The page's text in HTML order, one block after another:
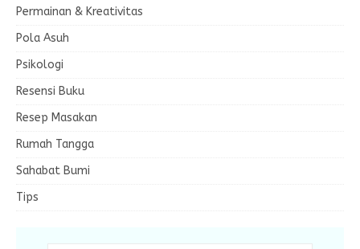
Permainan & Kreativitas
Pola Asuh
Psikologi
Resensi Buku
Resep Masakan
Rumah Tangga
Sahabat Bumi
Tips